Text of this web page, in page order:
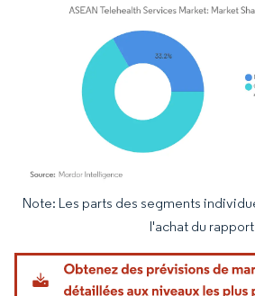
Image © Mordor Intelligence. La réutilisation
Note: Les parts des segments
l'achat du rapport